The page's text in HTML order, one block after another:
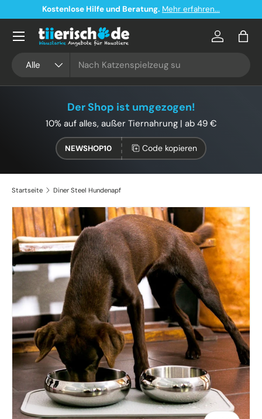
Direkt zum Inhalt
Kostenlose Hilfe und Beratung. Mehr erfahren...
Alle
Konto
Der Shop ist umgezogen!
10% auf alles, außer Tiernahrung | ab 49 €
NEWSHOP10 Code kopieren
Startseite Diner Steel Hundenapf
Zu Produktinformationen springen
Bild 2 ist nun in der Galerieansicht verfügbar